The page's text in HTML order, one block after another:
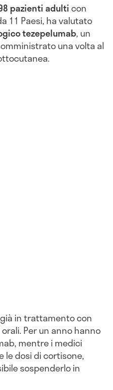
pazienti adulticon
11 Paesi, ha valutato
tezepelumab, un
una volta al
in trattamento con
orali. Per un anno hanno
mentre i medici
le dosi di cortisone,
sospenderlo in